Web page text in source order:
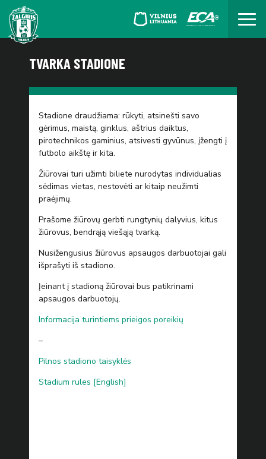
TVARKA STADIONE
Stadione draudžiama: rūkyti, atsinešti savo
gėrimus, maistą, ginklus, aštrius daiktus,
pirotechnikos gaminius, atsivesti gyvūnus, įžengti į
futbolo aikštę ir kita.
Žiūrovai turi užimti biliete nurodytas individualias
sėdimas vietas, nestovėti ar kitaip neužimti
praėjimų.
Prašome žiūrovų gerbti rungtynių dalyvius, kitus
žiūrovus, bendrąją viešąją tvarką.
Nusižengusius žiūrovus apsaugos darbuotojai gali
išprašyti iš stadiono.
Įeinant į stadioną žiūrovai bus patikrinami
apsaugos darbuotojų.
Informacija turintiems prieigos poreikių
–
Pilnos stadiono taisyklės
Stadium rules [English]